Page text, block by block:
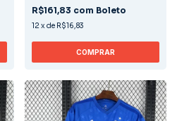
R$161,83 com Boleto
12 xde R$16,83
COMPRAR